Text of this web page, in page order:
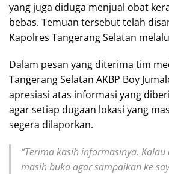
yang juga diduga menjual obat
bebas. Temuan tersebut telah
Kapolres Tangerang Selatan
Dalam pesan yang diterima tim
Tangerang Selatan AKBP Boy
apresiasi atas informasi yang
agar setiap dugaan lokasi yang
segera dilaporkan.
“Terima kasih informasinya.
masih buka agar sampaikan ke